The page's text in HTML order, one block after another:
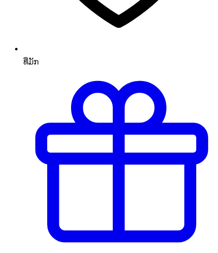
ທີ່ມັກ